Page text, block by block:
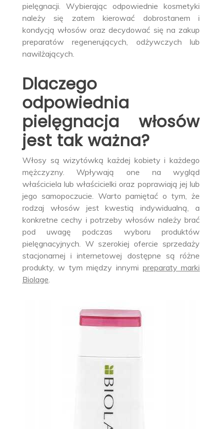
pielęgnacji. Wybierając odpowiednie kosmetyki
należy się zatem kierować dobrostanem i
kondycją włosów oraz decydować się na zakup
preparatów regenerujących, odżywczych lub
nawilżających.
Dlaczego
odpowiednia
pielęgnacja włosów
jest tak ważna?
Włosy są wizytówką każdej kobiety i każdego
mężczyzny. Wpływają one na wygląd
właściciela lub właścicielki oraz poprawiają jej lub
jego samopoczucie. Warto pamiętać o tym, że
rodzaj włosów jest kwestią indywidualną, a
konkretne cechy i potrzeby włosów należy brać
pod uwagę podczas wyboru produktów
pielęgnacyjnych. W szerokiej ofercie sprzedaży
stacjonarnej i internetowej dostępne są różne
produkty, w tym między innymi preparaty marki
Biolage.